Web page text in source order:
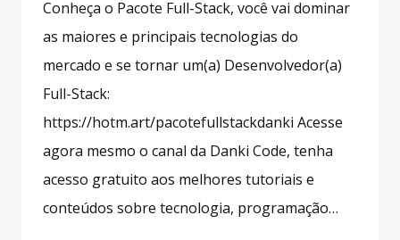
Conheça o Pacote Full-Stack, você vai dominar
as maiores e principais tecnologias do
mercado e se tornar um(a) Desenvolvedor(a)
Full-Stack:
https://hotm.art/pacotefullstackdanki Acesse
agora mesmo o canal da Danki Code, tenha
acesso gratuito aos melhores tutoriais e
conteúdos sobre tecnologia, programação…